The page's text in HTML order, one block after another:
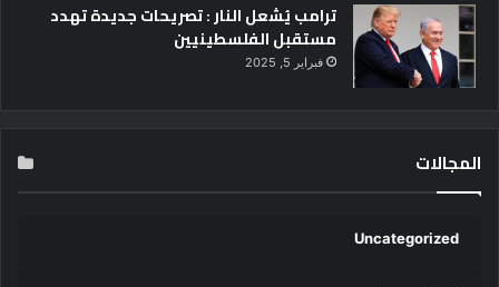
ترامب يُشعل النار : تصريحات جديدة تهدد
مستقبل الفلسطينيين
فبراير 5, 2025
المجالات
Uncategorized